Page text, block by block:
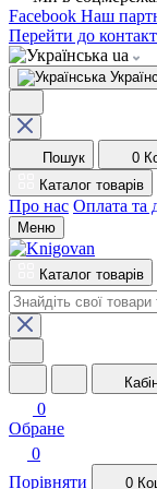
Facebook Наш
Перейти до
ua
Пошук 0
Каталог товарів
Про нас Оплата та
Меню
Каталог товарів
0
Обране
0
Порівняти
0